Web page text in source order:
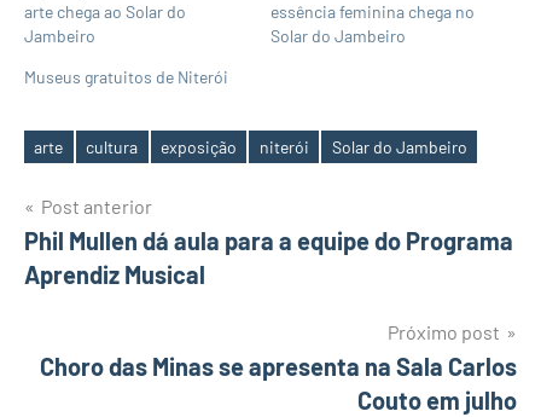
arte chega ao Solar do
Jambeiro
essência feminina chega no
Solar do Jambeiro
Museus gratuitos de Niterói
Tags
arte cultura exposição niterói Solar do Jambeiro
Navegação
de
Post anterior
Phil Mullen dá aula para a equipe do Programa
Aprendiz Musical
Próximo post
Choro das Minas se apresenta na Sala Carlos
Couto em julho